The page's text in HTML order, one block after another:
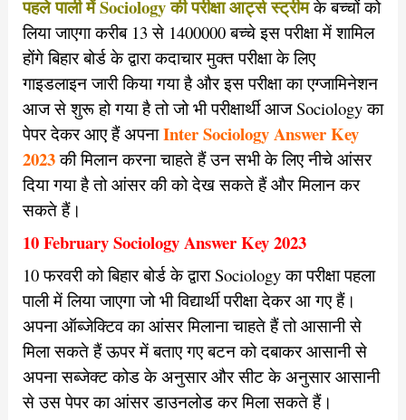
पहलेपाली में Sociology की परीक्षा आर्ट्स स्ट्रीम के बच्चों को
लिया जाएगा करीब 13 से 1400000 बच्चे इस परीक्षा में शामिल
होंगे बिहार बोर्ड के द्वारा कदाचार मुक्त परीक्षा के लिए
गाइडलाइन जारी किया गया है और इस परीक्षा का एग्जामिनेशन
आज से शुरू हो गया है तो जो भी परीक्षार्थी आज Sociology का
पेपर देकर आए हैं अपनाInter Sociology Answer Key
2023 की मिलान करना चाहते हैं उन सभी के लिए नीचे आंसर
दिया गया है तो आंसर की को देख सकते हैं और मिलान कर
सकते हैं।
10 February Sociology Answer Key 2023
10 फरवरी को बिहार बोर्ड के द्वारा Sociology का परीक्षा पहला
पाली में लिया जाएगा जो भी विद्यार्थी परीक्षा देकर आ गए हैं।
अपना ऑब्जेक्टिव का आंसर मिलाना चाहते हैं तो आसानी से
मिला सकते हैं ऊपर में बताए गए बटन को दबाकर आसानी से
अपना सब्जेक्ट कोड के अनुसार और सीट के अनुसार आसानी
से उस पेपर का आंसर डाउनलोड कर मिला सकते हैं।